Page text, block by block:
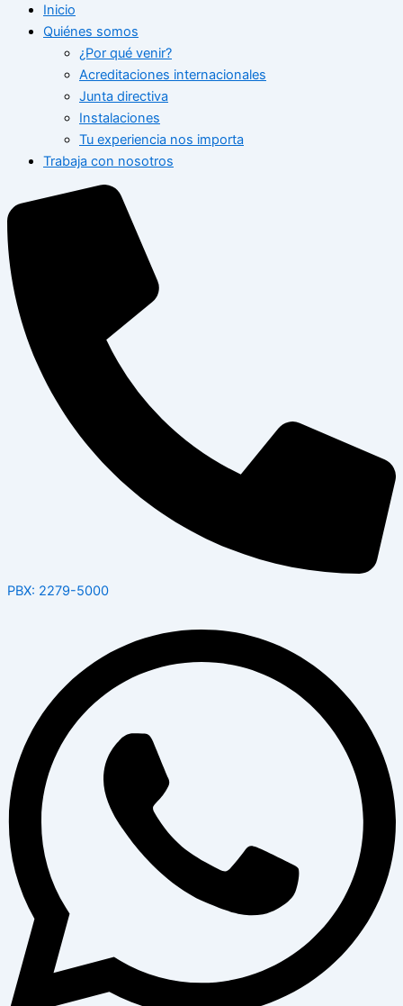
Inicio
Quiénes somos
¿Por qué venir?
Acreditaciones internacionales
Junta directiva
Instalaciones
Tu experiencia nos importa
Trabaja con nosotros
PBX: 2279-5000